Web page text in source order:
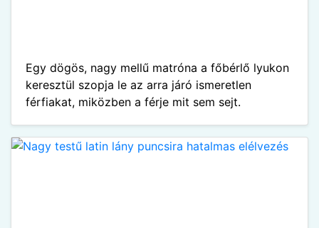
Egy dögös, nagy mellű matróna a főbérlő lyukon
keresztül szopja le az arra járó ismeretlen
férfiakat, miközben a férje mit sem sejt.